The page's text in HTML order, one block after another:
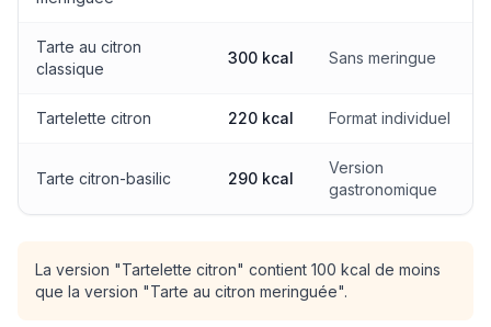
Tarte au citron
classique
300 kcal Sans meringue
Tartelette citron 220 kcal Format individuel
Tarte citron-basilic 290 kcal
Version
gastronomique
La version "Tartelette citron" contient 100 kcal de moins
que la version "Tarte au citron meringuée".